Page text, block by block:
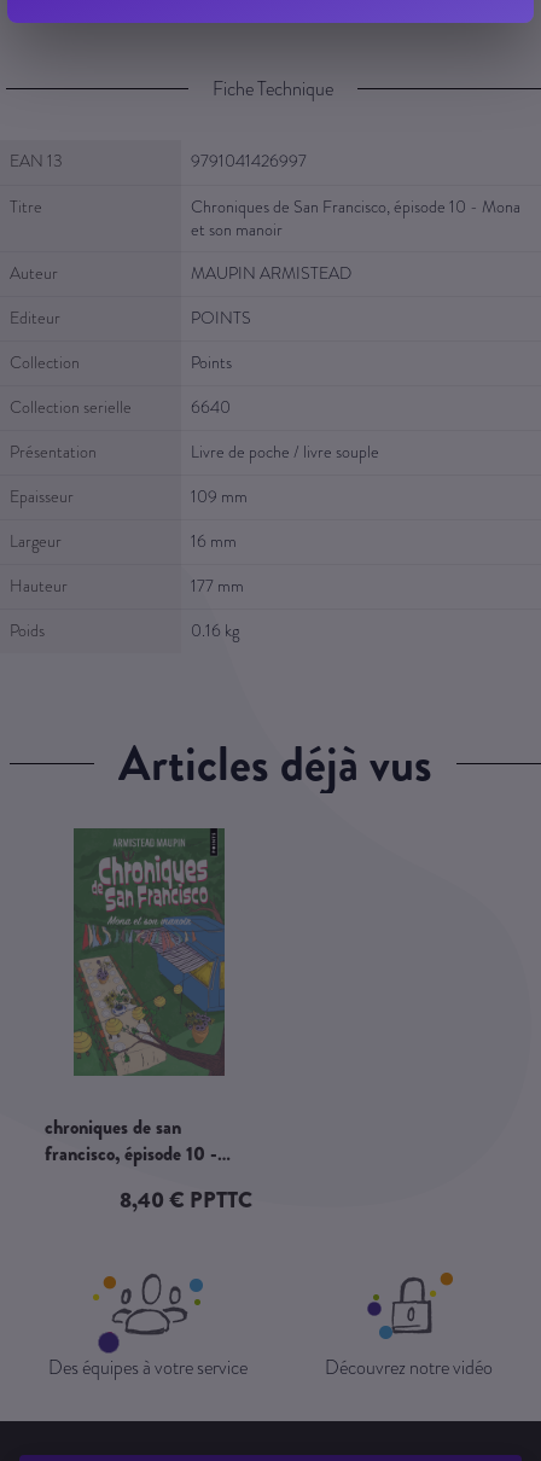
Fiche Technique
Fiche Technique
EAN 13
9791041426997
Titre
Chroniques de San Francisco, épisode 10 - Mona
et son manoir
Auteur
MAUPIN ARMISTEAD
Editeur
POINTS
Collection
Points
Collection serielle
6640
Présentation
Livre de poche / livre souple
Epaisseur
109 mm
Largeur
16 mm
Hauteur
177 mm
Poids
0.16 kg
articles déjà vus
chroniques de san
francisco, épisode 10 -
8,40 € PPTTC
Des équipes à votre service Découvrez notre vidéo